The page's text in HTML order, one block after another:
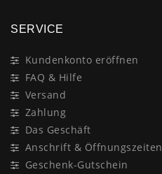
SERVICE
Kundenkonto eröffnen
FAQ & Hilfe
Versand
Zahlung
Das Geschäft
Anschrift & Öffnungszeiten
Geschenk-Gutschein